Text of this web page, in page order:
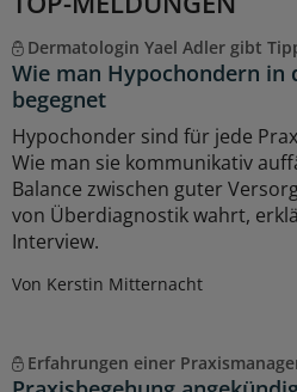
Dermatologin Yael Adler gibt
Wie man Hypochondern in
begegnet
Hypochonder sind für jede
Wie man sie kommunikativ
Balance zwischen guter
von Überdiagnostik wahrt,
Interview.
Von Kerstin Mitternacht
Erfahrungen einer